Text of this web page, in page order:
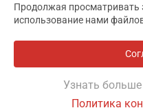
Отказ от
Продолжая просматривать
использование нами
Узнать
Политика